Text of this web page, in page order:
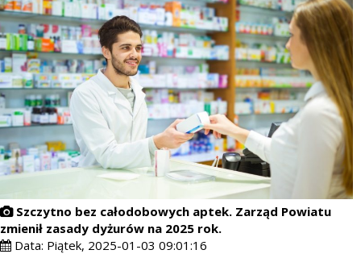
Szczytno bez całodobowych aptek. Zarząd Powiatu
zmienił zasady dyżurów na 2025 rok.
Data: Piątek, 2025-01-03 09:01:16